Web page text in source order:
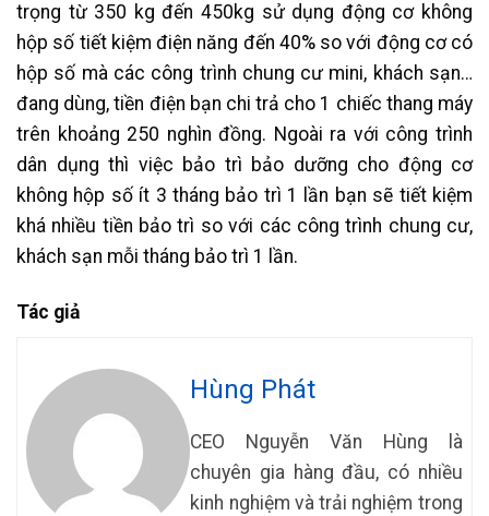
trọng từ 350 kg đến 450kg sử dụng động cơ không
hộp số tiết kiệm điện năng đến 40% so với động cơ có
hộp số mà các công trình chung cư mini, khách sạn…
đang dùng, tiền điện bạn chi trả cho 1 chiếc thang máy
trên khoảng 250 nghìn đồng. Ngoài ra với công trình
dân dụng thì việc bảo trì bảo dưỡng cho động cơ
không hộp số ít 3 tháng bảo trì 1 lần bạn sẽ tiết kiệm
khá nhiều tiền bảo trì so với các công trình chung cư,
khách sạn mỗi tháng bảo trì 1 lần.
Tác giả
Hùng Phát
CEO Nguyễn Văn Hùng là
chuyên gia hàng đầu, có nhiều
kinh nghiệm và trải nghiệm trong